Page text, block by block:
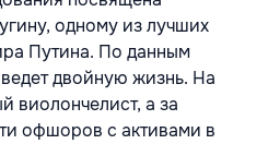
одному из лучших
Путина. По данным
двойную жизнь. На
виолончелист, а за
офшоров с активами в